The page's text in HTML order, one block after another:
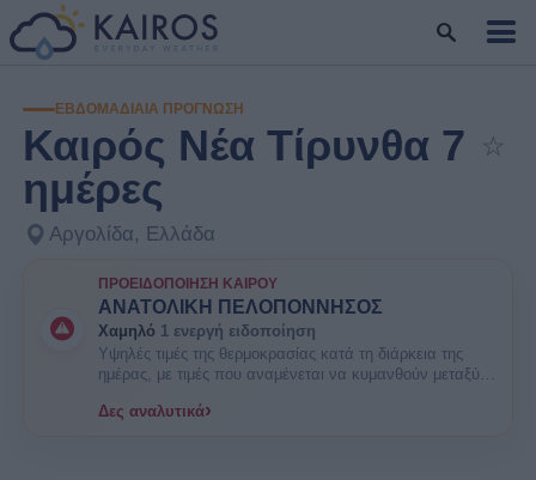
ΕΒΔΟΜΑΔΙΑΊΑ ΠΡΌΓΝΩΣΗ
Καιρός Νέα Τίρυνθα 7
ημέρες
☆
Αργολίδα, Ελλάδα
ΠΡΟΕΙΔΟΠΟΊΗΣΗ ΚΑΙΡΟΎ
ΑΝΑΤΟΛΙΚΗ ΠΕΛΟΠΟΝΝΗΣΟΣ
Χαμηλό 1 ενεργή ειδοποίηση
Υψηλές τιμές της θερμοκρασίας κατά τη διάρκεια της
ημέρας, με τιμές που αναμένεται να κυμανθούν μεταξύ
πιθανοί κάποιοι κίνδυνοι υγείας στις ευπαθείς ομάδες
Δες αναλυτικά›